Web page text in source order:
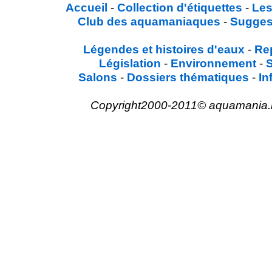
Accueil - Collection d'étiquettes -
Club des aquamaniaques -
Légendes et histoires d'eaux -
Législation - Environnement -
Salons - Dossiers thématiques -
Copyright2000-2011©